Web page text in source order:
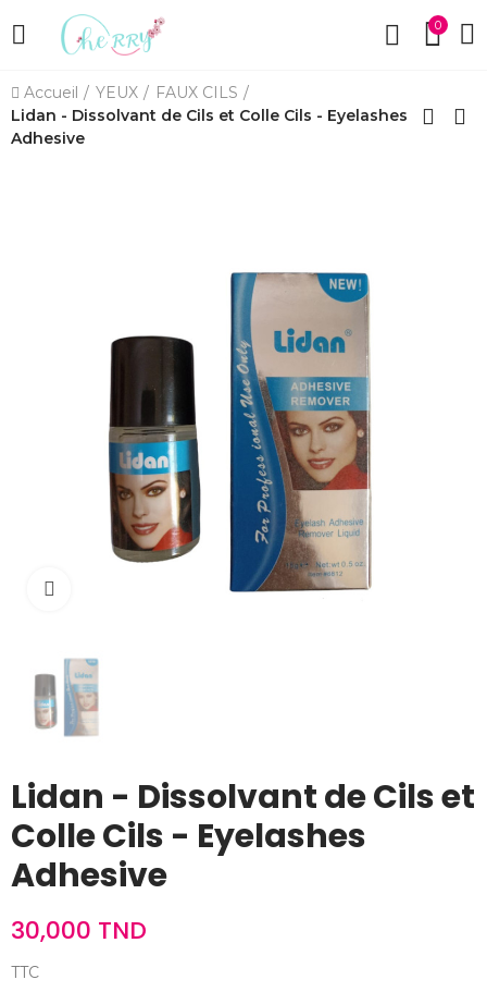
0
Accueil YEUX
FAUX CILS
Lidan - Dissolvant de Cils et Colle Cils - Eyelashes
Adhesive
Cliquez pour agrandir
Lidan - Dissolvant de Cils et
Colle Cils - Eyelashes
Adhesive
30,000 TND
TTC